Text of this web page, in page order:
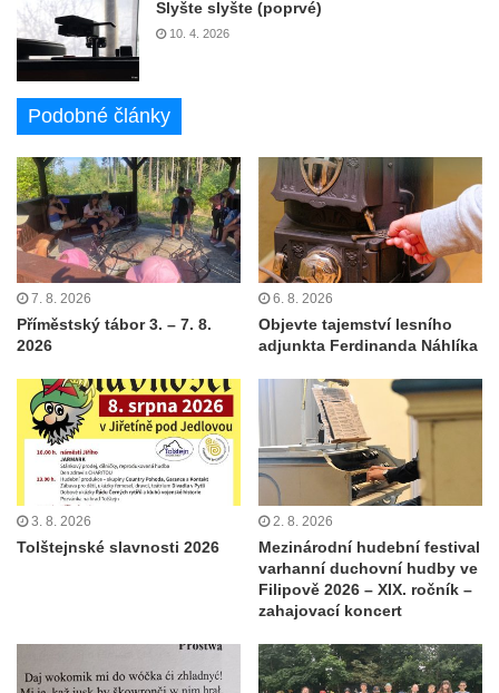
Slyšte slyšte (poprvé)
10. 4. 2026
Podobné články
7. 8. 2026
Příměstský tábor 3. – 7. 8.
2026
6. 8. 2026
Objevte tajemství lesního
adjunkta Ferdinanda Náhlíka
3. 8. 2026
Tolštejnské slavnosti 2026
2. 8. 2026
Mezinárodní hudební festival
varhanní duchovní hudby ve
Filipově 2026 – XIX. ročník –
zahajovací koncert